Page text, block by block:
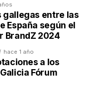
gallegas entre las
España según el
BrandZ 2024
hace 1 año
a los
Fórum